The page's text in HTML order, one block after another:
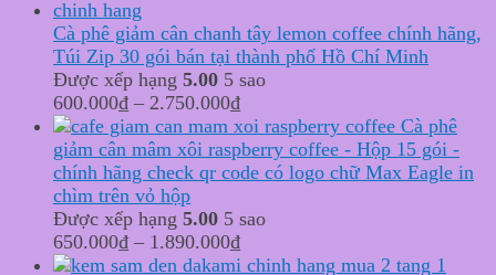
Cà phê giảm cân chanh tây lemon coffee chính hãng,
Túi Zip 30 gói bán tại thành phố Hồ Chí Minh
Được xếp hạng 5.00 5 sao
600.000₫ – 2.750.000₫
Cà phê
giảm cân mâm xôi raspberry coffee - Hộp 15 gói -
chính hãng check qr code có logo chữ Max Eagle in
chìm trên vỏ hộp
Được xếp hạng 5.00 5 sao
650.000₫ – 1.890.000₫